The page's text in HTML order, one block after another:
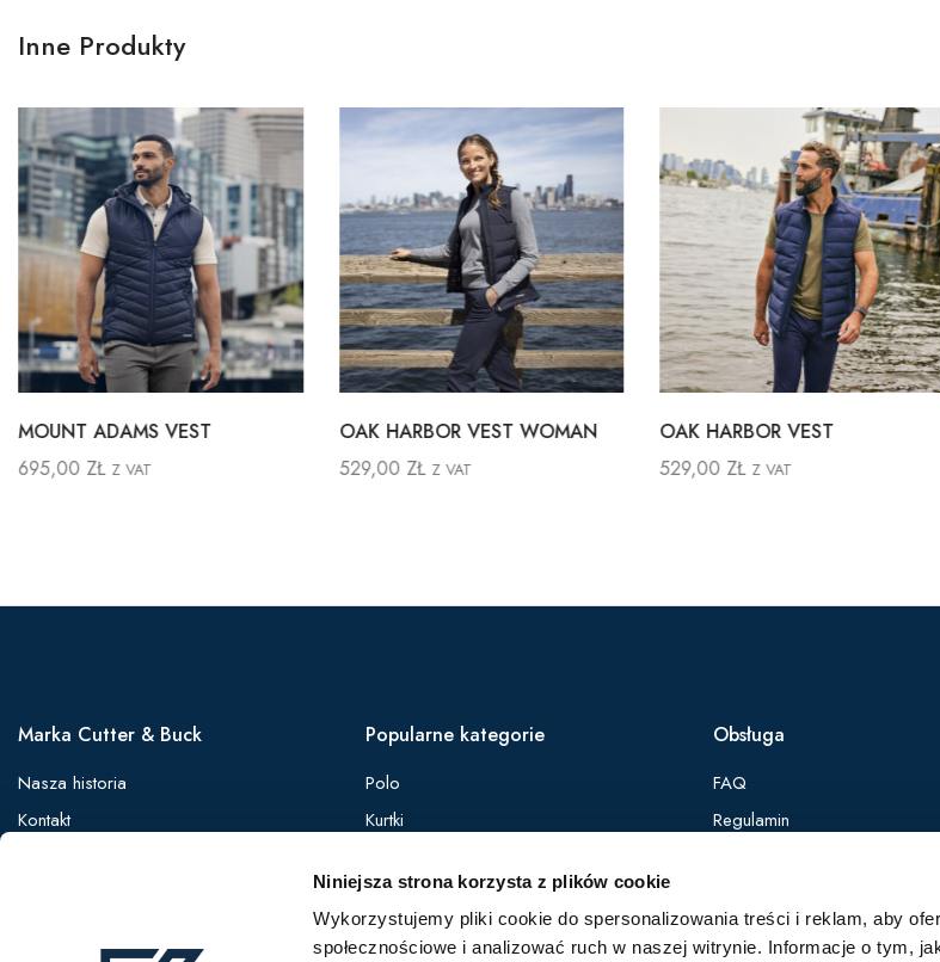
Niniejsza strona korzysta z plików cookie
Wykorzystujemy pliki cookie do spersonalizowania treści i reklam, aby
społecznościowe i analizować ruch w naszej witrynie. Informacje o tym,
Inne Produkty
MOUNT ADAMS VEST
695,00 ZŁ Z VAT
OAK HARBOR VEST WOMAN
529,00 ZŁ Z VAT
OAK HARBOR VEST
529,00 ZŁ Z VAT
Marka Cutter & Buck
Nasza historia
Kontakt
Popularne kategorie
Polo
Kurtki
Softshelle
Bezrękawniki
Obsługa
FAQ
Regulamin